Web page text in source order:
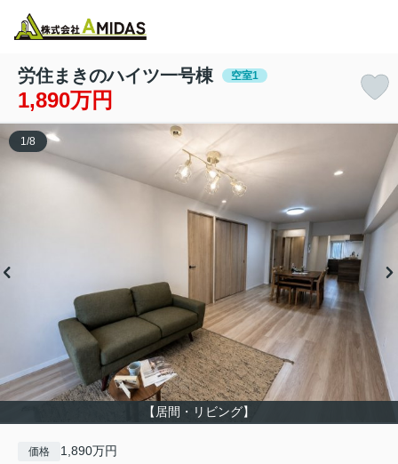
労住まきのハイツ一号棟 空室1
1,890万円
【居間・リビング】
1 /8
価格 1,890万円